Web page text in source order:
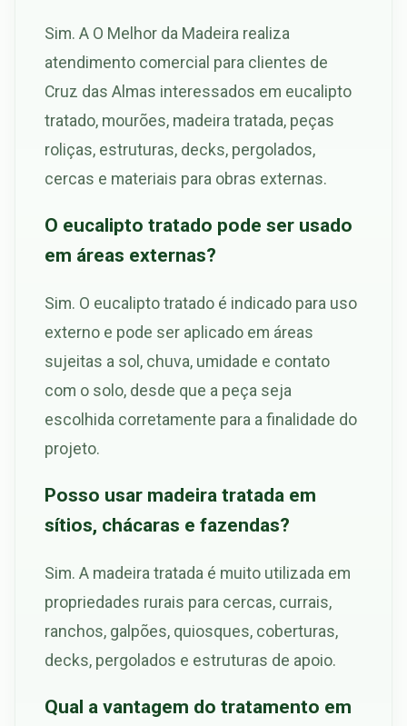
Sim. A O Melhor da Madeira realiza
atendimento comercial para clientes de
Cruz das Almas interessados em eucalipto
tratado, mourões, madeira tratada, peças
roliças, estruturas, decks, pergolados,
cercas e materiais para obras externas.
O eucalipto tratado pode ser usado
em áreas externas?
Sim. O eucalipto tratado é indicado para uso
externo e pode ser aplicado em áreas
sujeitas a sol, chuva, umidade e contato
com o solo, desde que a peça seja
escolhida corretamente para a finalidade do
projeto.
Posso usar madeira tratada em
sítios, chácaras e fazendas?
Sim. A madeira tratada é muito utilizada em
propriedades rurais para cercas, currais,
ranchos, galpões, quiosques, coberturas,
decks, pergolados e estruturas de apoio.
Qual a vantagem do tratamento em